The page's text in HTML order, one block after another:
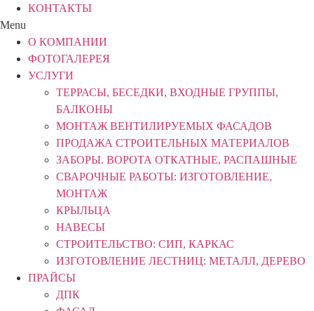
КОНТАКТЫ
Menu
О КОМПАНИИ
ФОТОГАЛЕРЕЯ
УСЛУГИ
ТЕРРАСЫ, БЕСЕДКИ, ВХОДНЫЕ ГРУППЫ,
БАЛКОНЫ
МОНТАЖ ВЕНТИЛИРУЕМЫХ ФАСАДОВ
ПРОДАЖА СТРОИТЕЛЬНЫХ МАТЕРИАЛОВ
ЗАБОРЫ. ВОРОТА ОТКАТНЫЕ, РАСПАШНЫЕ
СВАРОЧНЫЕ РАБОТЫ: ИЗГОТОВЛЕНИЕ,
МОНТАЖ
КРЫЛЬЦА
НАВЕСЫ
СТРОИТЕЛЬСТВО: СИП, КАРКАС
ИЗГОТОВЛЕНИЕ ЛЕСТНИЦ: МЕТАЛЛ, ДЕРЕВО
ПРАЙСЫ
ДПК